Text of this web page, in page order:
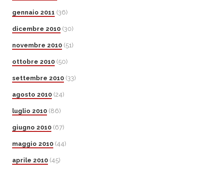
gennaio 2011 (36)
dicembre 2010 (30)
novembre 2010 (51)
ottobre 2010 (50)
settembre 2010 (33)
agosto 2010 (24)
luglio 2010 (86)
giugno 2010 (67)
maggio 2010 (44)
aprile 2010 (45)